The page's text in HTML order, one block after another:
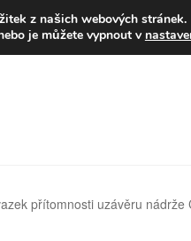
přítomnosti uzávěru
z našich webových stránek.
je můžete vypnout v